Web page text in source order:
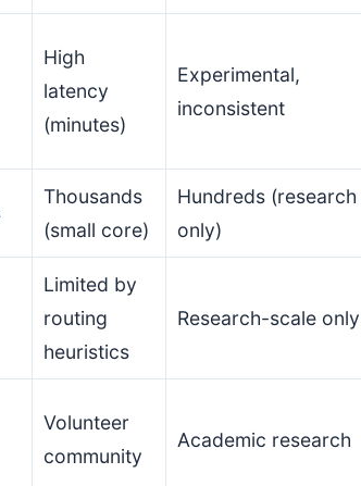
High
latency
(minutes)
Experimental,
inconsistent
Thousands
(small core)
Hundreds (research
only)
Limited by
routing
heuristics
Research-scale only
Volunteer
community
Academic research